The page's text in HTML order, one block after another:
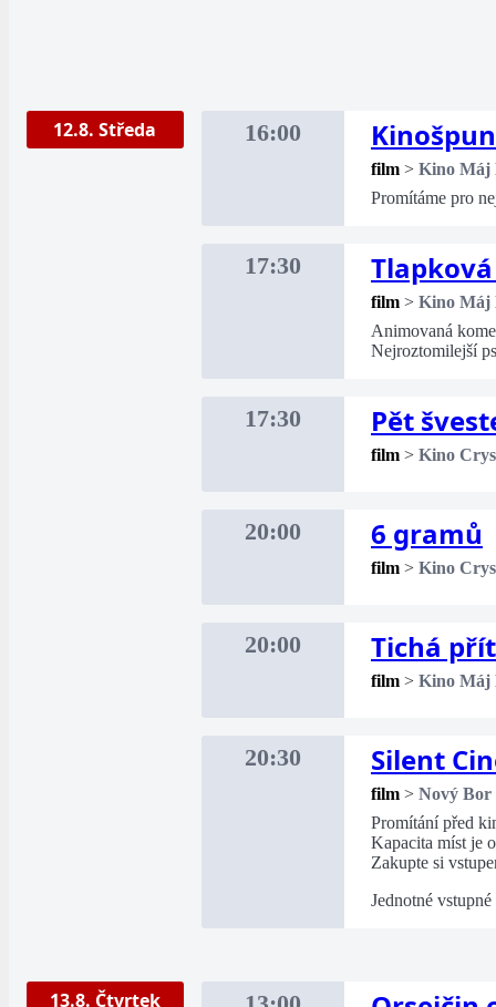
12.8. Středa 16:00
film > Kino Máj
Promítáme pro
17:30
film > Kino Máj
Animovaná
Nejroztomilejší
17:30 Pět
film > Kino
20:00 6 gramů
film > Kino
20:00 Tichá
film > Kino Máj
20:30 Silent
film > Nový Bor
Promítání před
Kapacita míst je
Zakupte si
Jednotné
13.8. Čtvrtek